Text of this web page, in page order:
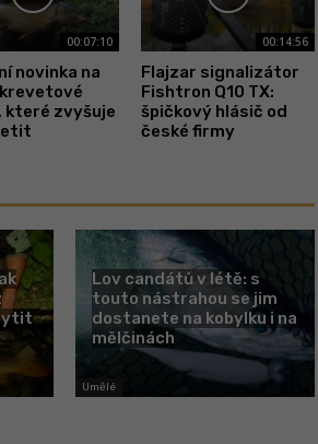
00:07:10
novinka na
které zvyšuje
00:14:56
Flajzar signalizátor
Fishtron Q10 TX:
špičkový hlásič od
české firmy
Umělé
Lov candátů v létě: s
touto nástrahou se jim
dostanete na kobylku i na
mělčinách